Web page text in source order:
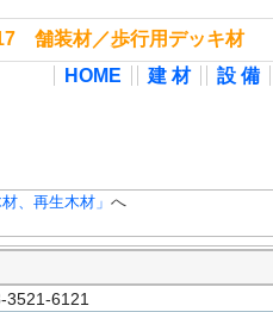
舗装材／歩行用デッキ材
HOME
建 材 設 備
、再生木材」 へ
6121